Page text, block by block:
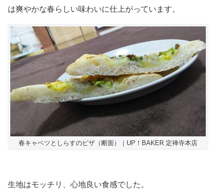
は爽やかな春らしい味わいに仕上がっています。
春キャベツとしらすのピザ（断面）｜UP！BAKER 定禅寺本店
生地はモッチリ、心地良い食感でした。